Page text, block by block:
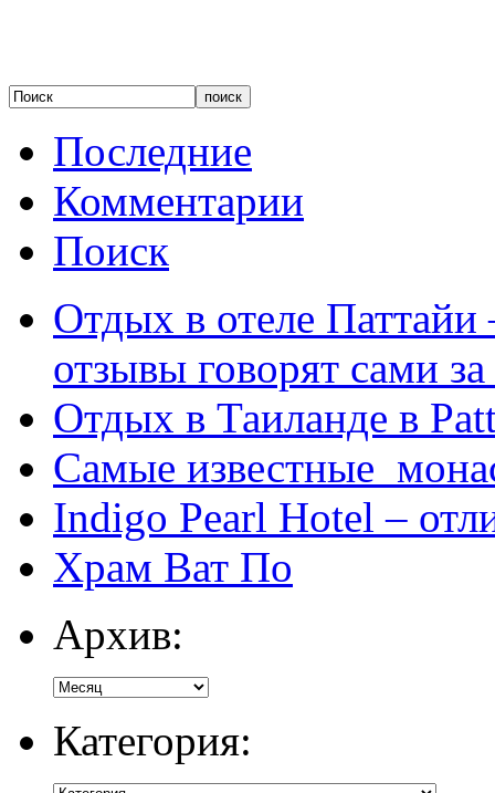
Последние
Комментарии
Поиск
Отдых в отеле
отзывы говорят сами за
Отдых в Таиланде в
Самые известные
Indigo Pearl Hotel –
Храм Ват По
Архив:
Категория: